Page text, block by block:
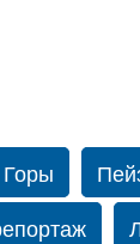
Горы